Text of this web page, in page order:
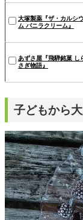
大塚製薬『ザ・カルシウ
ム バニラクリーム』
あずさ屋『飛騨銘菓 し
さぎ物語』
子どもから